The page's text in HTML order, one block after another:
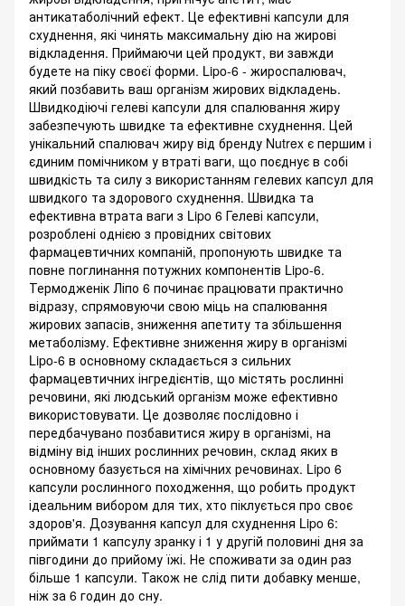
антикатаболічний ефект. Це ефективні капсули для
схуднення, які чинять максимальну дію на жирові
відкладення. Приймаючи цей продукт, ви завжди
будете на піку своєї форми. Lipo-6 - жироспалювач,
який позбавить ваш організм жирових відкладень.
Швидкодіючі гелеві капсули для спалювання жиру
забезпечують швидке та ефективне схуднення. Цей
унікальний спалювач жиру від бренду Nutrex є першим і
єдиним помічником у втраті ваги, що поєднує в собі
швидкість та силу з використанням гелевих капсул для
швидкого та здорового схуднення. Швидка та
ефективна втрата ваги з Lipo 6 Гелеві капсули,
розроблені однією з провідних світових
фармацевтичних компаній, пропонують швидке та
повне поглинання потужних компонентів Lipo-6.
Термодженік Ліпо 6 починає працювати практично
відразу, спрямовуючи свою міць на спалювання
жирових запасів, зниження апетиту та збільшення
метаболізму. Ефективне зниження жиру в організмі
Lipo-6 в основному складається з сильних
фармацевтичних інгредієнтів, що містять рослинні
речовини, які людський організм може ефективно
використовувати. Це дозволяє послідовно і
передбачувано позбавитися жиру в організмі, на
відміну від інших рослинних речовин, склад яких в
основному базується на хімічних речовинах. Lipo 6
капсули рослинного походження, що робить продукт
ідеальним вибором для тих, хто піклується про своє
здоров'я. Дозування капсул для схуднення Lipo 6:
приймати 1 капсулу зранку і 1 у другій половині дня за
півгодини до прийому їжі. Не споживати за один раз
більше 1 капсули. Також не слід пити добавку менше,
ніж за 6 годин до сну.